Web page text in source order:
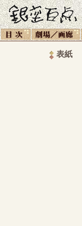
表紙